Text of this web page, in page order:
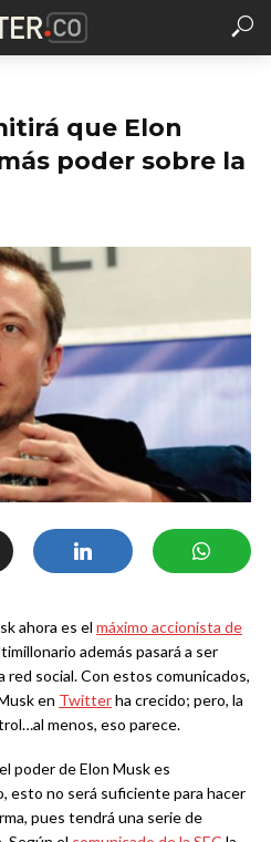
que Elon
poder sobre la
ahora es el máximo accionista de
además pasará a ser
social. Con estos comunicados,
en Twitterha crecido; pero, la
menos, eso parece.
poder de Elon Musk es
esto no será suficiente para hacer
pues tendrá una serie de